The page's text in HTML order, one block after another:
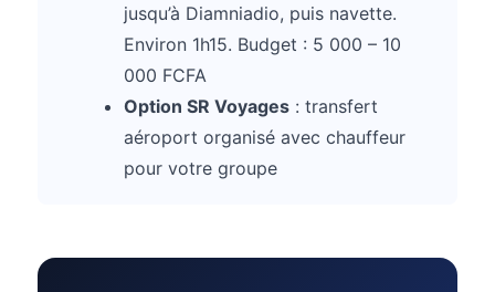
jusqu’à Diamniadio, puis navette.
Environ 1h15. Budget : 5 000 – 10
000 FCFA
Option SR Voyages : transfert
aéroport organisé avec chauffeur
pour votre groupe